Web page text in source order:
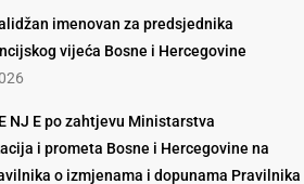
imenovan za predsjednika
vijeća Bosne i Hercegovine
NJ E po zahtjevu Ministarstva
i prometa Bosne i Hercegovine na
o izmjenama i dopunama Pravilnika